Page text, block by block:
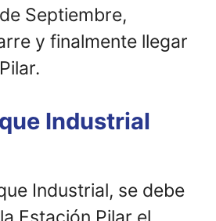
Septiembre,
y finalmente llegar
Industrial
Industrial, se debe